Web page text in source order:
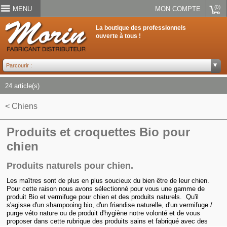
MENU (0)
MON COMPTE
La boutique des professionnels
ouverte à tous !
24 article(s)
< Chiens
Produits et croquettes Bio pour
chien
Produits naturels pour chien.
Les maîtres sont de plus en plus soucieux du bien être de leur chien.
Pour cette raison nous avons sélectionné pour vous une gamme de
produit Bio et vermifuge pour chien et des produits naturels. Qu'il
s'agisse d'un shampooing bio, d'un friandise naturelle, d'un vermifuge /
purge véto nature ou de produit d'hygiène notre volonté et de vous
proposer dans cette rubrique des produits sains et fabriqué avec des